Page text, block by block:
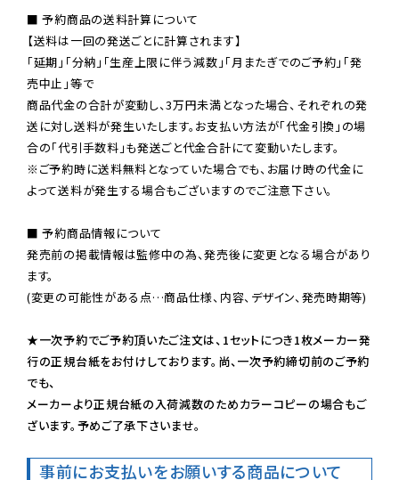
■ 予約商品の送料計算について
【送料は一回の発送ごとに計算されます】
「延期」「分納」「生産上限に伴う減数」「月またぎでのご予約」「発
売中止」等で
商品代金の合計が変動し、3万円未満となった場合、それぞれの発
送に対し送料が発生いたします。お支払い方法が「代金引換」の場
※ご予約時に送料無料となっていた場合でも、お届け時の代金に
よって送料が発生する場合もございますのでご注意下さい。
■ 予約商品情報について
発売前の掲載情報は監修中の為、発売後に変更となる場合があり
ます。
(変更の可能性がある点…商品仕様、内容、デザイン、発売時期等)
★一次予約でご予約頂いたご注文は、1セットにつき1枚メーカー発
行の正規台紙をお付けしております。尚、一次予約締切前のご予約
でも、
メーカーより正規台紙の入荷減数のためカラーコピーの場合もご
ざいます。予めご了承下さいませ。
事前にお支払いをお願いする商品について